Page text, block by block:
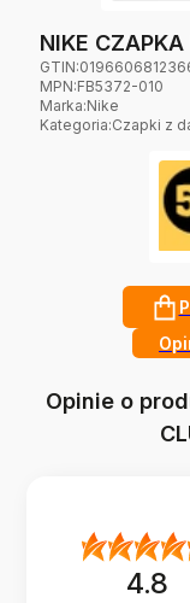
NIKE
GTIN:
MPN:FB5372-010
Marka:Nike
Kategoria:Czapki z
Opinie o
4.8